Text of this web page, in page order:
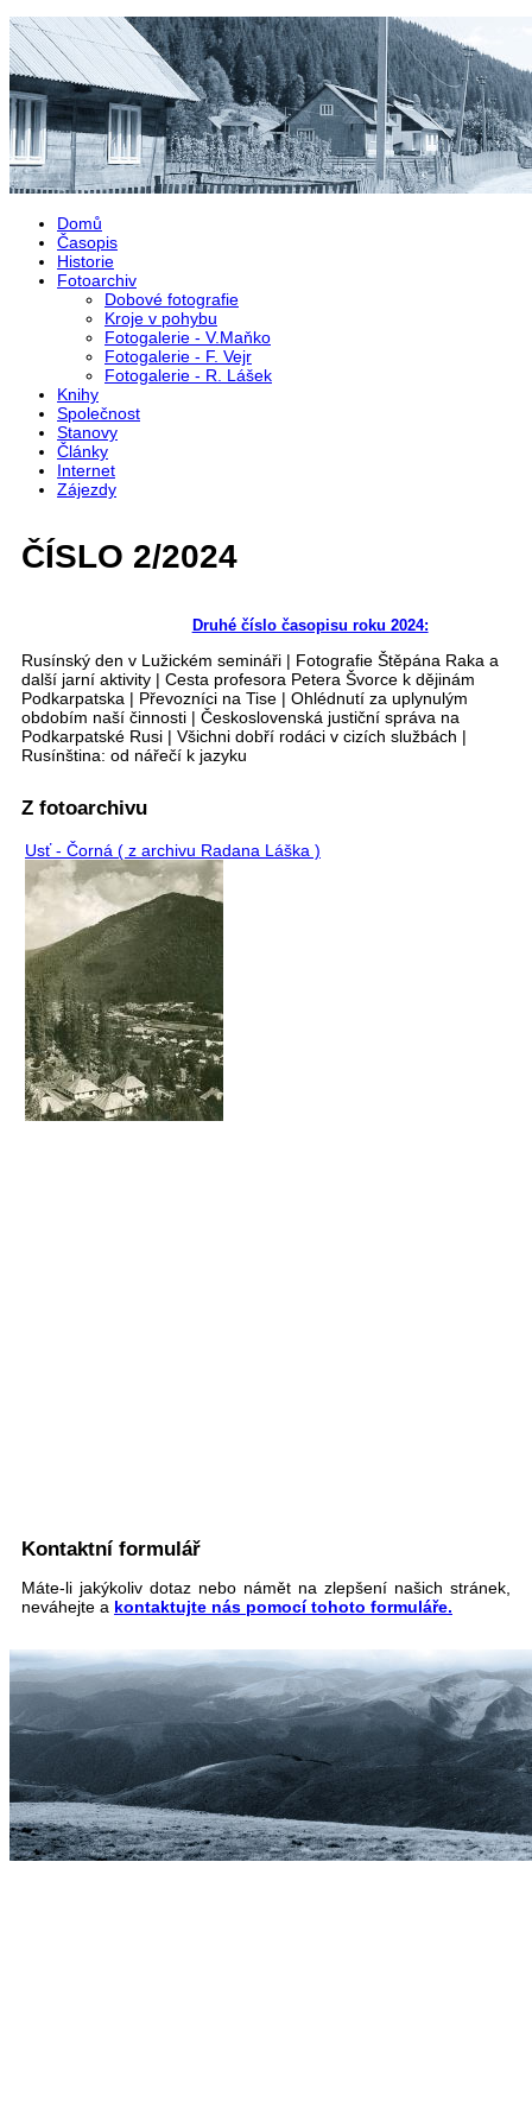
Přejít k hlavnímu obsahu
Domů
Časopis
Historie
Fotoarchiv
Dobové fotografie
Kroje v pohybu
Fotogalerie - V.Maňko
Fotogalerie - F. Vejr
Fotogalerie - R. Lášek
Knihy
Společnost
Stanovy
Články
Internet
Zájezdy
ČÍSLO 2/2024
Druhé číslo časopisu roku 2024:
Rusínský den v Lužickém semináři | Fotografie Štěpána Raka a
další jarní aktivity | Cesta profesora Petera Švorce k dějinám
Podkarpatska | Převozníci na Tise | Ohlédnutí za uplynulým
obdobím naší činnosti | Československá justiční správa na
Podkarpatské Rusi | Všichni dobří rodáci v cizích službách |
Rusínština: od nářečí k jazyku
Z fotoarchivu
Usť - Čorná ( z archivu Radana Láška )
Kontaktní formulář
Máte-li jakýkoliv dotaz nebo námět na zlepšení našich stránek,
neváhejte a kontaktujte nás pomocí tohoto formuláře.